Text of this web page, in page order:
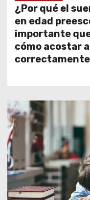
¿Por qué el
en edad
importante
cómo acostar